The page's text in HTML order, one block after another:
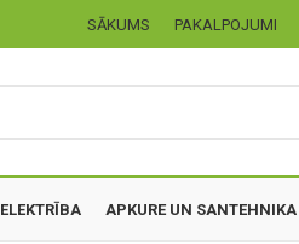
SĀKUMS PAKALPOJUMI
ELEKTRĪBA APKURE UN SANTEHNIKA